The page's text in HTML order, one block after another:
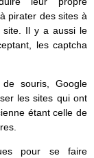
pirater des sites à
site. Il y a aussi le
les captcha
souris, Google
les sites qui ont
étant celle de
pour se faire